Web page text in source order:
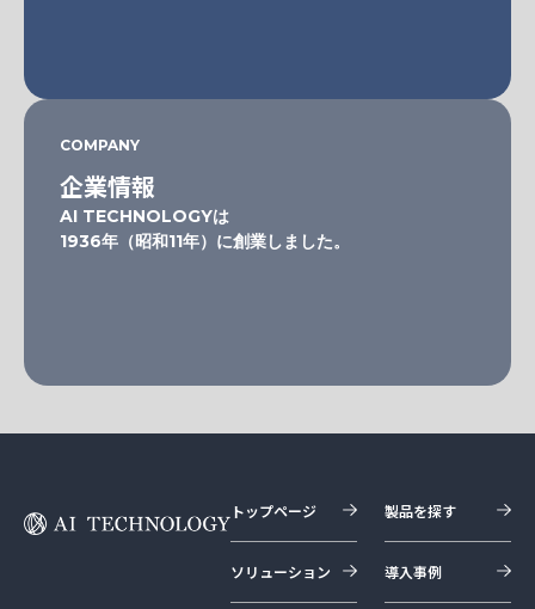
COMPANY
企業情報
AI TECHNOLOGYは
1936年（昭和11年）に創業しました。
トップページ 製品を探す
ソリューション 導入事例